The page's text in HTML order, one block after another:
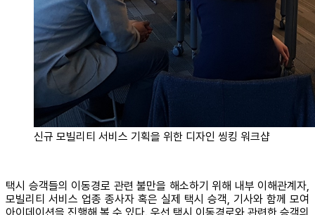
신규 모빌리티 서비스 기획을 위한 디자인 씽킹 워크샵
택시 승객들의 이동경로 관련 불만을 해소하기 위해 내부 이해관계자,
모빌리티 서비스 업종 종사자 혹은 실제 택시 승객, 기사와 함께 모여
아이데이션을 진행해 볼 수 있다. 우선 택시 이동경로와 관련한 승객의